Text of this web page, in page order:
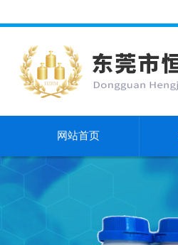
网站首页